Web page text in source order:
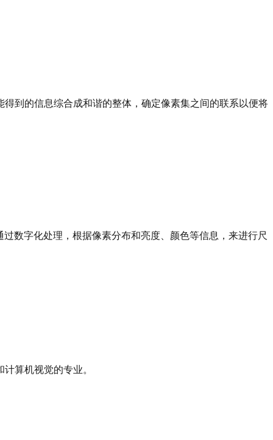
到的信息综合成和谐的整体，确定像素集之间的联系以便将
数字化处理，根据像素分布和亮度、颜色等信息，来进行尺
算机视觉的专业。